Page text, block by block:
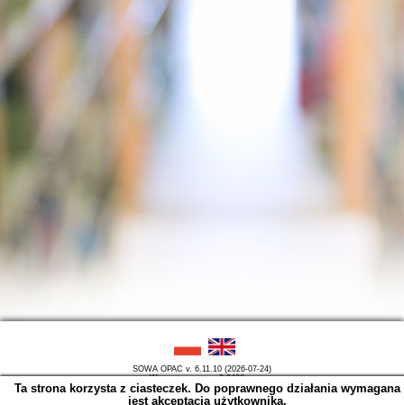
SOWA OPAC v. 6.11.10 (2026-07-24)
Wygenerowano w 0,0466 s.
Ta strona korzysta z ciasteczek. Do poprawnego działania wymagana
jest akceptacja użytkownika.